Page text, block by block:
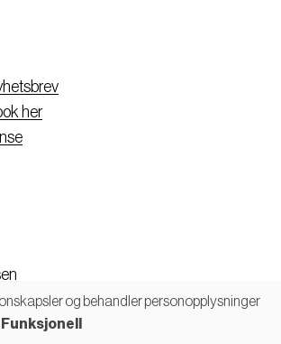
her
og behandler personopplysninger
Funksjonell